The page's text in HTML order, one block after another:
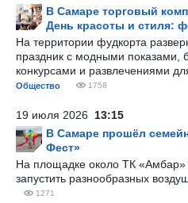
В Самаре торговый
День красоты и стиля:
На территории фудкорта
праздник с модными показами,
конкурсами и развлечениями
Общество 1758
19 июля 2026 13:15
В Самаре прошёл
Фест»
На площадке около ТК
запустить разнообразных
1271